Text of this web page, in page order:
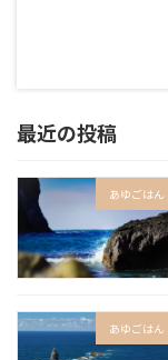
最近の投稿
あゆごはん
あゆごはん